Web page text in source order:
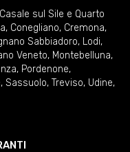
Casale sul Sile e Quarto
, Conegliano, Cremona,
Sabbiadoro, Lodi,
Veneto, Montebelluna,
, Pordenone,
, Sassuolo, Treviso, Udine,